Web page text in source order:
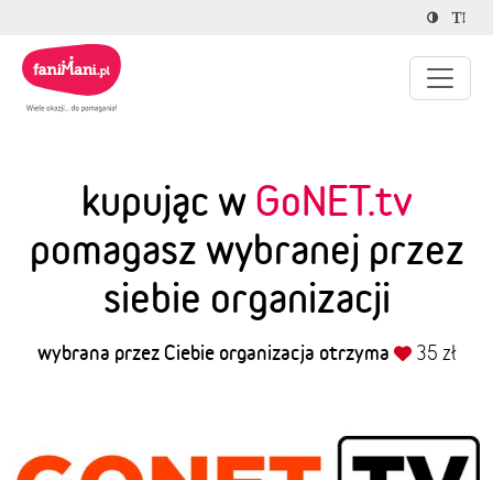
kupując w GoNET.tv
pomagasz wybranej przez
siebie organizacji
wybrana przez Ciebie organizacja otrzyma 35 zł